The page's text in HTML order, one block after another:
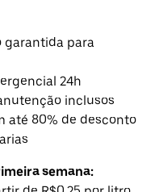
garantida para
24h
inclusos
até 80% de desconto
semana: